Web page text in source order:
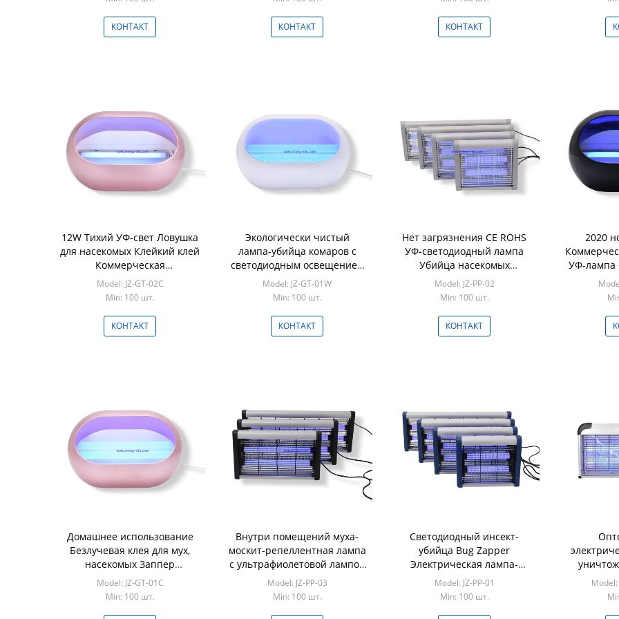
КОНТАКТ
комаров
КОНТАКТ КОНТАКТ
комары
12W Тихий УФ-свет Ловушка
для насекомых Клейкий клей
Коммерческая
электрическая лампа
против комаров CE ROHS в
Model: JZ-GT-02C
Min: 100 шт.
КОНТАКТ
Экологически чистый
лампа-убийца комаров с
светодиодным освещением
и клеем для ловушек
насекомых
Model: JZ-GT-01W
Min: 100 шт.
КОНТАКТ
Нет загрязнения CE ROHS
УФ-светодиодный лампа
Убийца насекомых
Электрические мухи жуки
заппер Убийца лампа с
Model: JZ-PP-02
Min: 100 шт.
КОНТАКТ
2020
УФ-лампа
Муха
клеящая
Домашнее использование
Безлучевая клея для мух,
насекомых Заппер
Клепистая ловушка с 2-
трубным УФ-ЛЕД-
Model: JZ-GT-01C
Min: 100 шт.
Внутри помещений муха-
москит-репеллентная лампа
с ультрафиолетовой лампой
с мухоловкой с рамкой ABS
Model: JZ-PP-03
Min: 100 шт.
Светодиодный инсект-
убийца Bug Zapper
Электрическая лампа-
убийца комаров для
гостиниц или кафе
Model: JZ-PP-01
Min: 100 шт.
Model: